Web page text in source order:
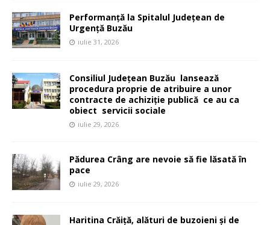
Performanță la Spitalul Județean de
Urgență Buzău
iulie 31, 2026
Consiliul Județean Buzău lansează
procedura proprie de atribuire a unor
contracte de achiziție publică ce au ca
obiect servicii sociale
iulie 29, 2026
Pădurea Crâng are nevoie să fie lăsată în
pace
iulie 29, 2026
Haritina Crăiță, alături de buzoieni și de